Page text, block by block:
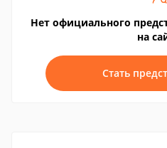
Нет официального
на
Стать